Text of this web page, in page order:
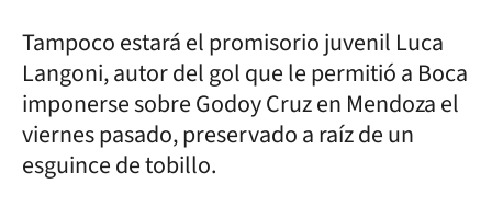
Tampoco estará el promisorio juvenil Luca
Langoni, autor del gol que le permitió a Boca
imponerse sobre Godoy Cruz en Mendoza el
viernes pasado, preservado a raíz de un
esguince de tobillo.